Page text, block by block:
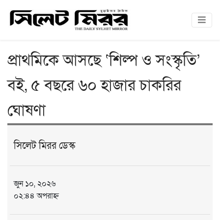
প্রাথমিকে আসছে ‘শিল্প ও সংস্কৃতি’
বই, ৫ বছরে ৬০ হাজার চাকরির
ঘোষণা
সিলেট মিরর ডেস্ক
জুন ১০, ২০২৬
০২:৪৪ অপরাহ্ন